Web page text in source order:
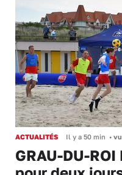
ACTUALITÉS Il y a 50 min •
GRAU-DU-